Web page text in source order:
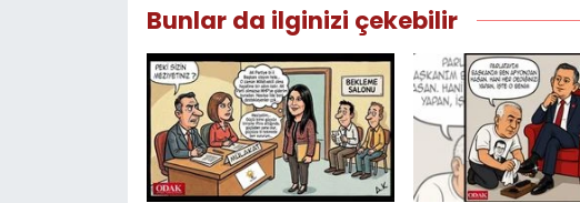
Bunlar da ilginizi çekebilir